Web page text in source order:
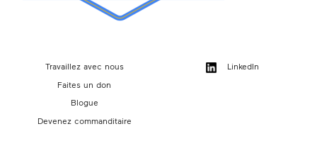
Travaillez avec nous
Faites un don
Blogue
Devenez commanditaire
LinkedIn